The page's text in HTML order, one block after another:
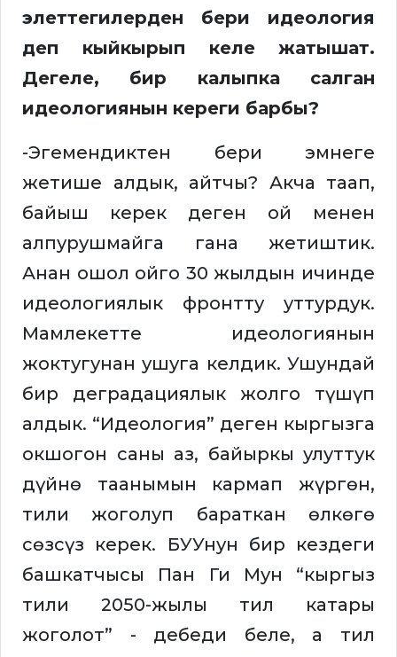
элеттегилерден бери идеология
деп кыйкырып келе жатышат.
Дегеле, бир калыпка салган
идеологиянын кереги барбы?
-Эгемендиктен бери эмнеге
жетише алдык, айтчы? Акча таап,
байыш керек деген ой менен
алпурушмайга гана жетиштик.
Анан ошол ойго 30 жылдын ичинде
идеологиялык фронтту уттурдук.
Мамлекетте идеологиянын
жоктугунан ушуга келдик. Ушундай
бир деградациялык жолго түшүп
алдык. “Идеология” деген кыргызга
окшогон саны аз, байыркы улуттук
дүйнө таанымын кармап жүргөн,
тили жоголуп бараткан өлкөгө
сөзсүз керек. БУУнун бир кездеги
башкатчысы Пан Ги Мун “кыргыз
тили 2050-жылы тил катары
жоголот” - дебеди беле, а тил